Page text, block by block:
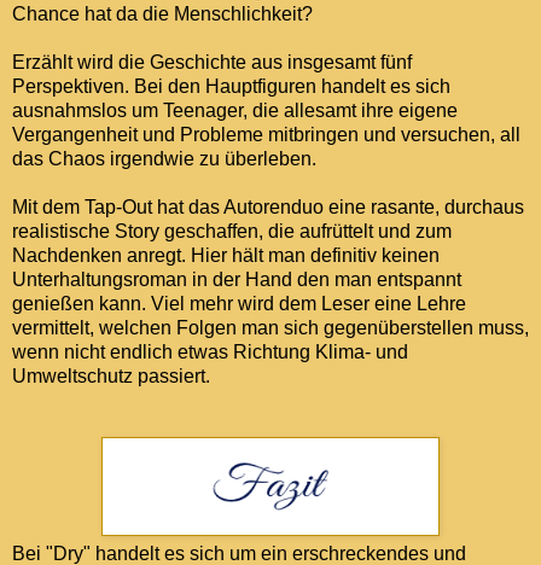
Chance hat da die Menschlichkeit?
Erzählt wird die Geschichte aus insgesamt fünf
Perspektiven. Bei den Hauptfiguren handelt es sich
ausnahmslos um Teenager, die allesamt ihre eigene
Vergangenheit und Probleme mitbringen und versuchen, all
das Chaos irgendwie zu überleben.
Mit dem Tap-Out hat das Autorenduo eine rasante, durchaus
realistische Story geschaffen, die aufrüttelt und zum
Nachdenken anregt. Hier hält man definitiv keinen
Unterhaltungsroman in der Hand den man entspannt
genießen kann. Viel mehr wird dem Leser eine Lehre
vermittelt, welchen Folgen man sich gegenüberstellen muss,
wenn nicht endlich etwas Richtung Klima- und
Umweltschutz passiert.
Bei "Dry" handelt es sich um ein erschreckendes und